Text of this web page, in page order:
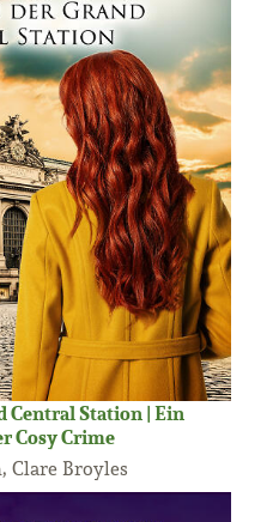
Central Station | Ein
Cosy Crime
Clare Broyles